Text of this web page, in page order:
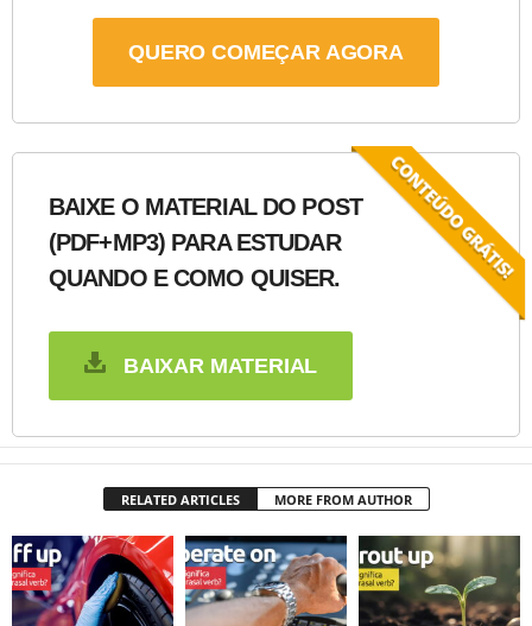
QUERO COMEÇAR AGORA
BAIXE O MATERIAL DO POST
(PDF+MP3) PARA ESTUDAR
QUANDO E COMO QUISER.
BAIXAR MATERIAL
RELATED ARTICLES MORE FROM AUTHOR